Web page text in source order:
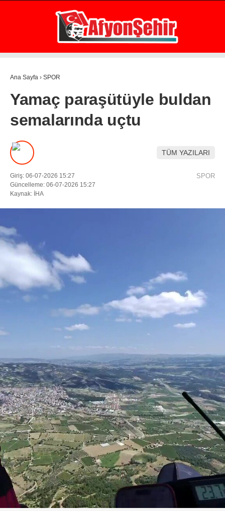
Facebook
Instagram
25.6 °
AFYON
GÜNDEM
EKONOMİ
ASAYİŞ
POLİTİKA
SPOR
SAĞLIK
DIĞER
RESMI İLANLAR
E-GAZETE
Ana Sayfa › SPOR
Yamaç paraşütüyle buldan
semalarında uçtu
TÜM YAZILARI
Giriş: 06-07-2026 15:27
Güncelleme: 06-07-2026 15:27
Kaynak: İHA
SPOR